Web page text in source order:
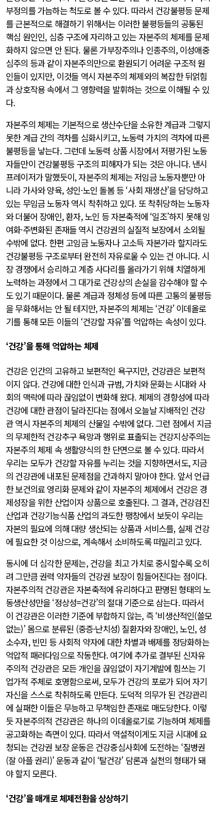
부정의를 가늠하는 척도로 볼 수 있다. 따라서 건강불평등 문제
를 근본적으로 해결하기 위해서는 이러한 불평등들의 공통된
핵심 원인인, 심층 구조에 자리하고 있는 자본주의 체제를 문제
화하지 않으면 안 된다. 물론 가부장주의나 인종주의, 이성애중
심주의 등과 같이 자본주의만으로 환원되기 어려운 구조적 원
인들이 있지만, 이것들 역시 자본주의 체제와의 복잡한 뒤얽힘
과 상호작용 속에서 그 영향력을 발휘하는 것으로 이해될 수 있
다.
자본주의 체제는 기본적으로 생산수단을 소유한 계급과 그렇지
못한 계급 간의 격차를 심화시키고, 노동력 가치의 격차에 따른
불평등을 낳는다. 그런데 노동력 상품 시장에서 저평가된 노동
자들만이 건강불평등 구조의 피해자가 되는 것은 아니다. 낸시
프레이저가 말했듯이, 자본주의 체제는 저임금 노동자뿐만 아
니라 가사와 양육, 성인·노인 돌봄 등 ‘사회 재생산’을 담당하고
있는 무임금 노동자 역시 착취하고 있다. 또 착취당하는 노동자
와 더불어 장애인, 환자, 노인 등 자본축적에 ‘일조’하지 못해 잉
여화·주변화된 존재들 역시 건강권의 실질적 보장에서 소외될
수밖에 없다. 한편 고임금 노동자나 고소득 자본가라 할지라도
건강불평등 구조로부터 완전히 자유로울 수 있는 건 아니다. 시
장 경쟁에서 승리하고 계층 사다리를 올라가기 위해 치열하게
노력하는 과정에서 그 대가로 건강상의 손실을 감수해야 할 수
도 있기 때문이다. 물론 계급과 정체성 등에 따른 고통의 불평등
을 무화해서는 안 될 테지만, 자본주의 체제는 ‘건강’ 이데올로
기를 통해 모든 이들의 ‘건강할 자유’를 억압하는 속성이 있다.
‘건강’을 통해 억압하는 체제
건강은 인간의 고유하고 보편적인 욕구지만, 건강관은 보편적
이지 않다. 건강에 대한 인식과 규범, 가치와 문화는 시대와 사
회의 맥락에 따라 끊임없이 변화해 왔다. 체제의 경향성에 따라
건강에 대한 관점이 달라진다는 점에서 오늘날 지배적인 건강
관 역시 자본주의 체제의 산물일 수밖에 없다. 그런 점에서 지금
의 무제한적 건강추구 욕망과 행위로 표출되는 건강지상주의는
자본주의 체제 속 생활양식의 한 단면으로 볼 수 있다. 따라서
우리는 모두가 건강할 자유를 누리는 것을 지향하면서도, 지금
의 건강관에 내포된 문제점을 간과하지 말아야 한다. 앞서 언급
한 보건의료 영리화 문제와 같이 자본주의 체제에서 건강은 경
제성장을 위한 산업이자 상품으로 호출된다. 그 결과, 건강검진
산업과 건강기능식품 산업의 과도한 팽창에서 보듯이 우리는
자본의 필요에 의해 대량 생산되는 상품과 서비스를, 실제 건강
에 필요한 것 이상으로, 계속해서 소비하도록 떠밀리고 있다.
동시에 더 심각한 문제는, 건강을 최고 가치로 중시할수록 오히
려 그만큼 권력 약자들의 건강권 보장이 힘들어진다는 점이다.
자본주의적 건강관은 자본축적에 유리하다고 판명된 형태의 노
동생산성만을 ‘정상성=건강’의 절대 기준으로 삼는다. 따라서
이 건강관은 이러한 기준에 부합하지 않는, 즉 ‘비생산적인(쓸모
없는)’ 몸으로 분류된 (중증·난치성) 질환자와 장애인, 노인, 성
소수자, 빈민 등 사회적 약자에 대한 차별과 배제를 정당화하는
억압적 패러다임으로 작동한다. 여기에 추가로 결부된 신자유
주의적 건강관은 모든 개인을 끊임없이 자기계발에 힘쓰는 기
업가적 주체로 호명함으로써, 모두가 건강의 포로가 되어 자기
자신을 스스로 착취하도록 만든다. 도덕적 의무가 된 건강관리
에 실패한 이들은 무능하고 무책임한 존재로 매도당한다. 이렇
듯 자본주의적 건강관은 하나의 이데올로기로 기능하며 체제를
공고화하는 측면이 있다. 따라서 역설적이게도 지금 시대에 요
청되는 건강권 보장 운동은 건강중심사회에 도전하는 ‘질병권
(잘 아플 권리)’ 운동과 같이 ‘탈건강’ 담론과 실천의 형태가 돼
야 할지 모른다.
‘건강’을 매개로 체제전환을 상상하기